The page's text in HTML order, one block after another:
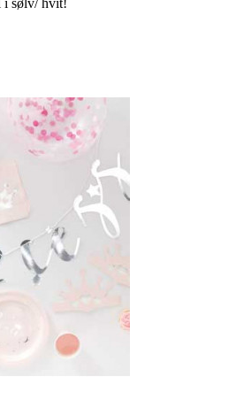
i sølv/ hvit!